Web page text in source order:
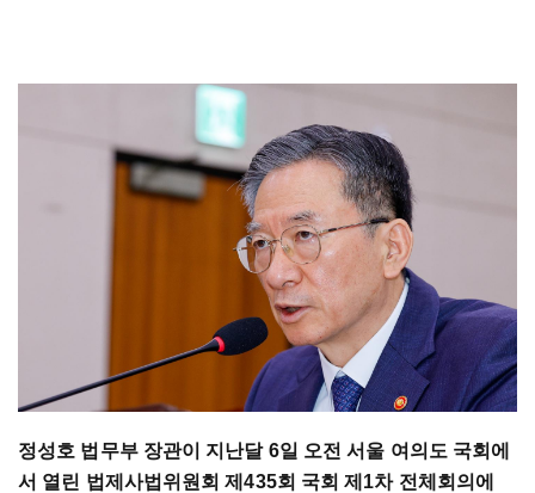
정성호 법무부 장관이 지난달 6일 오전 서울 여의도 국회에
서 열린 법제사법위원회 제435회 국회 제1차 전체회의에